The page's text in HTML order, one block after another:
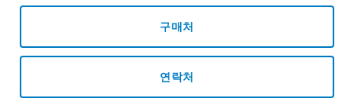
구매처
연락처